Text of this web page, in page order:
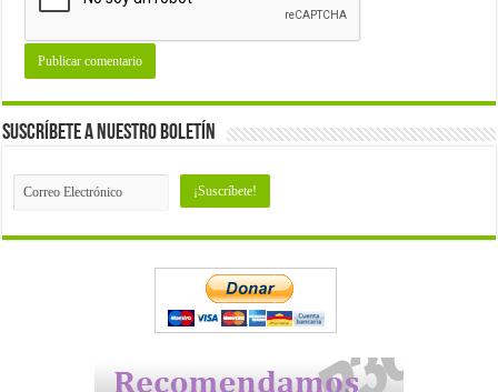
Suscríbete a nuestro Boletín